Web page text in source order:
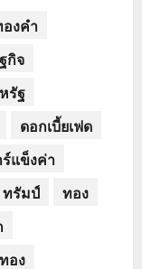
งคำ
กิจ
รัฐ
ดอกเบี้ยเฟด
แข็งค่า
ทรัมป์
ทอง
อง